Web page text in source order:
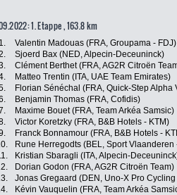
1. Etappe , 163.8 km
1. Valentin Madouas (FRA, Groupama - FDJ)
Sjoerd Bax (NED, Alpecin-Deceuninck)
Clément Berthet (FRA, AG2R Citroën
Matteo Trentin (ITA, UAE Team Emirates)
Florian Sénéchal (FRA, Quick-Step Alpha
Benjamin Thomas (FRA, Cofidis)
Maxime Bouet (FRA, Team Arkéa Samsic)
Victor Koretzky (FRA, B&B Hotels - KTM)
Franck Bonnamour (FRA, B&B Hotels -
Rune Herregodts (BEL, Sport Vlaanderen
Kristian Sbaragli (ITA, Alpecin-
Dorian Godon (FRA, AG2R Citroën Team)
Jonas Gregaard (DEN, Uno-X Pro Cycling
Kévin Vauquelin (FRA, Team Arkéa